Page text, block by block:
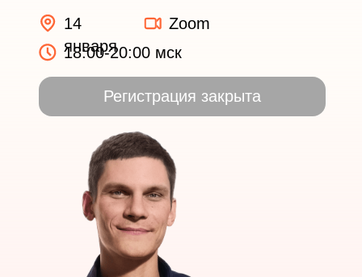
Регистрация закрыта
18:00-20:00 мск
Zoom
14
января